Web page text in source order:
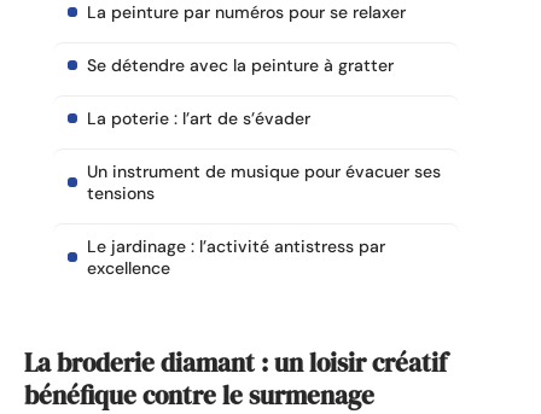
La peinture par numéros pour se relaxer
Se détendre avec la peinture à gratter
La poterie : l’art de s’évader
Un instrument de musique pour évacuer ses
tensions
Le jardinage : l’activité antistress par
excellence
La broderie diamant : un loisir créatif
bénéfique contre le surmenage